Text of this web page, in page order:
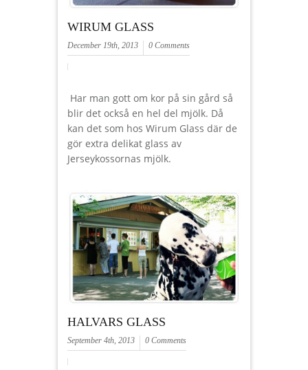
WIRUM GLASS
December 19th, 2013 0 Comments
Har man gott om kor på sin gård så
blir det också en hel del mjölk. Då
kan det som hos Wirum Glass där de
gör extra delikat glass av
Jerseykossornas mjölk.
HALVARS GLASS
September 4th, 2013 0 Comments